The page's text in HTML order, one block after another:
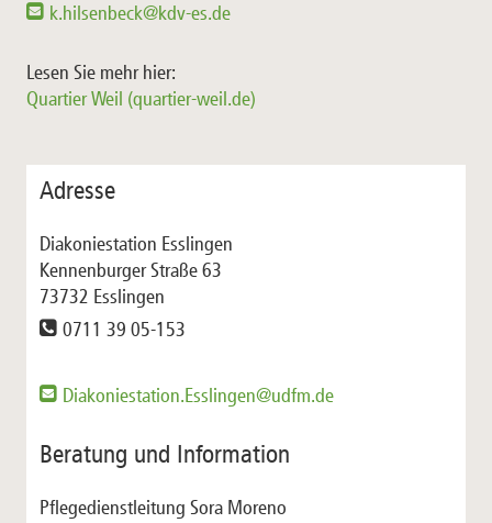
k.hilsenbeck@kdv-es.de
Lesen Sie mehr hier:
Quartier Weil (quartier-weil.de)
Adresse
Diakoniestation Esslingen
Kennenburger Straße 63
73732 Esslingen
0711 39 05-153
Diakoniestation.Esslingen@udfm.de
Beratung und Information
Pflegedienstleitung Sora Moreno